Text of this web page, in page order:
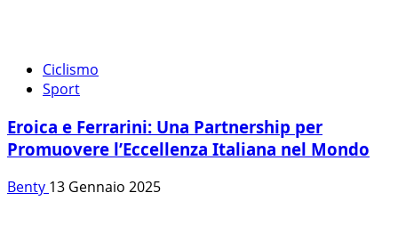
Ciclismo
Sport
Eroica e Ferrarini: Una Partnership per
Promuovere l’Eccellenza Italiana nel Mondo
Benty 13 Gennaio 2025